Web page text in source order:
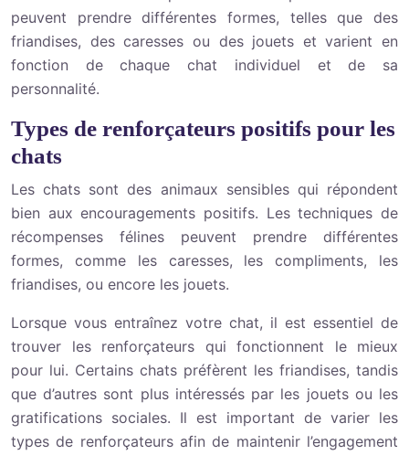
peuvent prendre différentes formes, telles que des
friandises, des caresses ou des jouets et varient en
fonction de chaque chat individuel et de sa
personnalité.
Types de renforçateurs positifs pour les
chats
Les chats sont des animaux sensibles qui répondent
bien aux encouragements positifs. Les techniques de
récompenses félines peuvent prendre différentes
formes, comme les caresses, les compliments, les
friandises, ou encore les jouets.
Lorsque vous entraînez votre chat, il est essentiel de
trouver les renforçateurs qui fonctionnent le mieux
pour lui. Certains chats préfèrent les friandises, tandis
que d’autres sont plus intéressés par les jouets ou les
gratifications sociales. Il est important de varier les
types de renforçateurs afin de maintenir l’engagement